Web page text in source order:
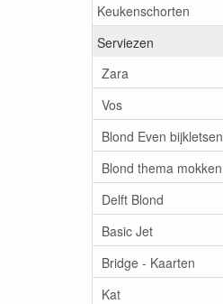
Keukenschorten
Serviezen
Zara
Vos
Blond Even bijkletsen
Blond thema mokken
Delft Blond
Basic Jet
Bridge - Kaarten
Kat